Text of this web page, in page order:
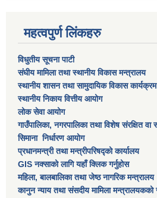
महत्वपुर्ण लिंकहरु
विधुतीय सूचना पाटी
संघीय मामिला तथा स्थानीय विकास मन्त्रालय
स्थानीय शासन तथा सामुदायिक विकास कार्यक्रम
स्थानीय निकाय वित्तीय आयोग
लोक सेवा आयोग
गाउँपालिका, नगरपालिका तथा विशेष स‌ंरक्षित वा
सिमाना निर्धारण आयाेग
प्रधानमन्त्री तथा मन्त्रीपरिषद्को कार्यालय
GIS नक्साको लागि यहाँ क्लिक गर्नुहोस
महिला, बालबालिका तथा जेष्ठ नागरिक मन्त्रालय
कानुन न्याय तथा संसदीय मामिला मन्त्रालयकको